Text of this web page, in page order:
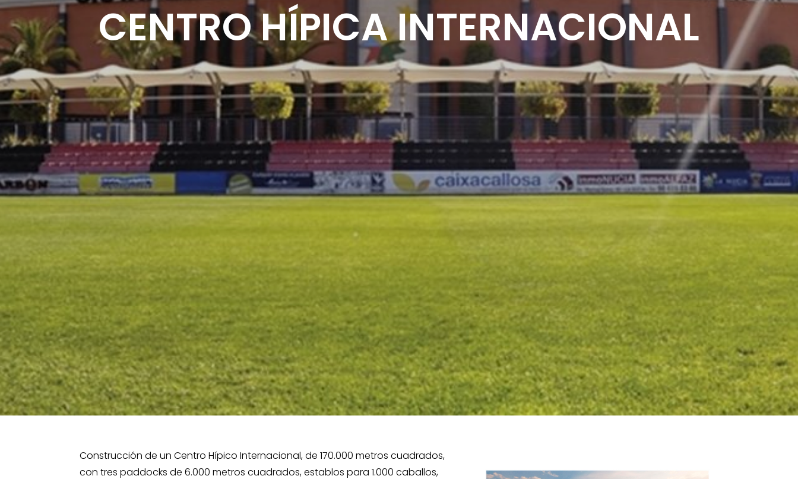
CENTRO HÍPICA INTERNACIONAL
Construcción de un Centro Hípico Internacional, de 170.000 metros cuadrados,
con tres paddocks de 6.000 metros cuadrados, establos para 1.000 caballos,